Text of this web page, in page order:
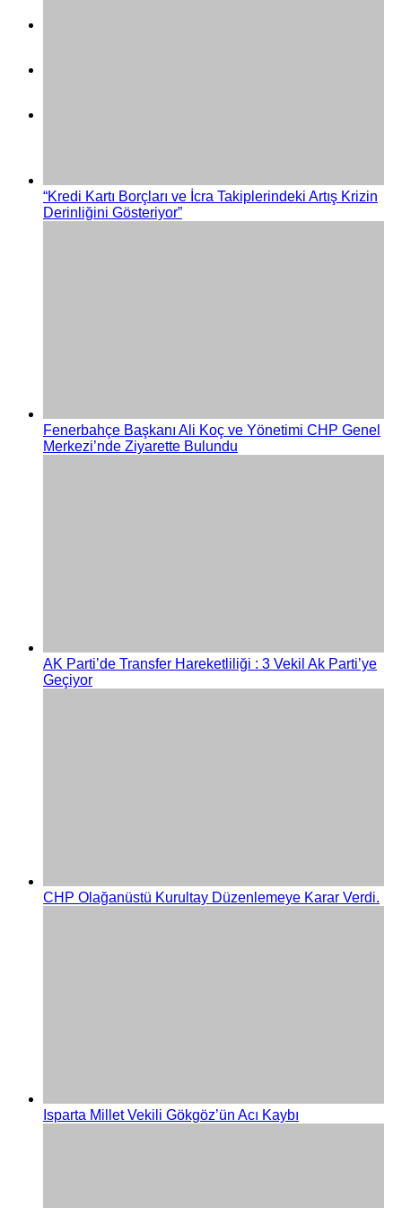
“Kredi Kartı Borçları ve İcra Takiplerindeki Artış Krizin
Derinliğini Gösteriyor”
Fenerbahçe Başkanı Ali Koç ve Yönetimi CHP Genel
Merkezi’nde Ziyarette Bulundu
AK Parti’de Transfer Hareketliliği : 3 Vekil Ak Parti’ye
Geçiyor
CHP Olağanüstü Kurultay Düzenlemeye Karar Verdi.
Isparta Millet Vekili Gökgöz’ün Acı Kaybı